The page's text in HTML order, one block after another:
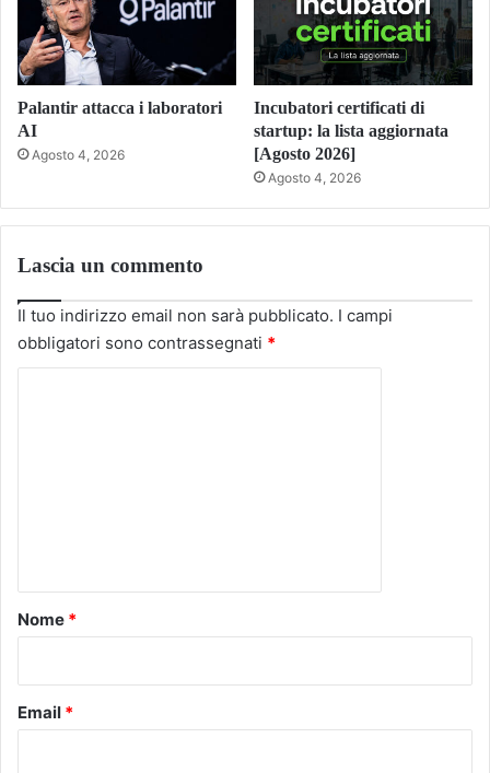
Palantir attacca i laboratori
AI
Agosto 4, 2026
Incubatori certificati di
startup: la lista aggiornata
[Agosto 2026]
Agosto 4, 2026
Lascia un commento
Il tuo indirizzo email non sarà pubblicato. I campi
obbligatori sono contrassegnati *
o
Nome *
Email *